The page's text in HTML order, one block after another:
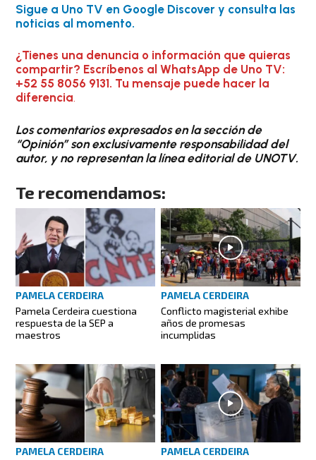
Sigue a Uno TV en Google Discover y consulta las
noticias al momento.
¿Tienes una denuncia o información que quieras
compartir? Escríbenos al WhatsApp de Uno TV:
+52 55 8056 9131. Tu mensaje puede hacer la
diferencia.
Los comentarios expresados en la sección de
“Opinión” son exclusivamente responsabilidad del
autor, y no representan la línea editorial de UNOTV.
Te recomendamos:
PAMELA CERDEIRA
Pamela Cerdeira cuestiona
respuesta de la SEP a
maestros
PAMELA CERDEIRA
Conflicto magisterial exhibe
años de promesas
incumplidas
PAMELA CERDEIRA
PAMELA CERDEIRA